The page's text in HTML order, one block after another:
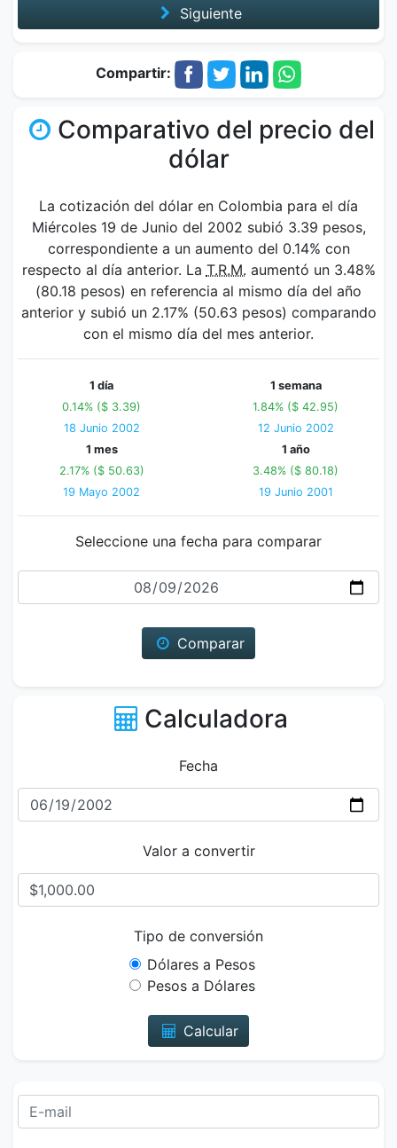
Siguiente
Compartir:
Comparativo del precio del
dólar
La cotización del dólar en Colombia para el día
Miércoles 19 de Junio del 2002 subió 3.39 pesos,
correspondiente a un aumento del 0.14% con
respecto al día anterior. La T.R.M. aumentó un 3.48%
(80.18 pesos) en referencia al mismo día del año
anterior y subió un 2.17% (50.63 pesos) comparando
con el mismo día del mes anterior.
1 día
0.14% ($ 3.39)
18 Junio 2002
1 semana
1.84% ($ 42.95)
12 Junio 2002
1 mes
2.17% ($ 50.63)
19 Mayo 2002
1 año
3.48% ($ 80.18)
19 Junio 2001
Seleccione una fecha para comparar
Fecha
Comparar
Calculadora
Fecha
Valor a convertir
Tipo de conversión
Dólares a Pesos
Pesos a Dólares
Calcular